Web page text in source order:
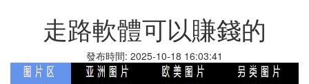
走路軟體可以賺錢的
發布時間: 2025-10-18 16:03:41